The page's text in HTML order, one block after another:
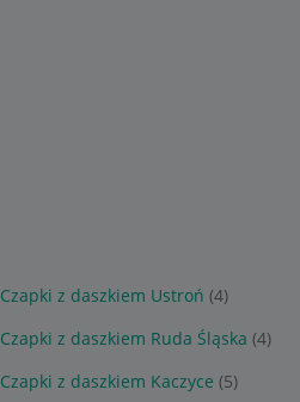
Czapki z daszkiem Ustroń (4)
Czapki z daszkiem Ruda Śląska (4)
Czapki z daszkiem Kaczyce (5)